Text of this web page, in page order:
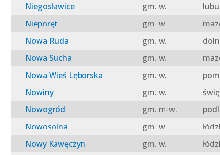
Niegosławice
gm. w.
Nieporęt
gm. w.
Nowa Ruda
gm. w.
Nowa Sucha
gm. w.
Nowa Wieś Lęborska
gm. w.
Nowiny
gm. w.
Nowogród
gm. m-w.
Nowosolna
gm. w.
Nowy Kawęczyn
gm. w.